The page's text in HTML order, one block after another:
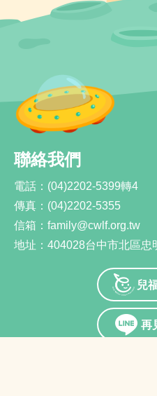
聯絡我們
電話： (04)2202-5399轉4
傳真： (04)2202-5355
信箱： family@cwlf.org.tw
地址： 404028台中市北區忠
兒
再